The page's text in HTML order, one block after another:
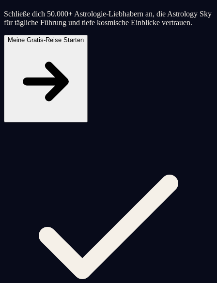
Schließe dich 50.000+ Astrologie-Liebhabern an, die Astrology Sky
für tägliche Führung und tiefe kosmische Einblicke vertrauen.
Meine Gratis-Reise Starten